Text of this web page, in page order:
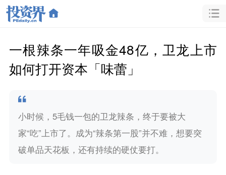
一根辣条一年吸金48亿，卫龙上市
如何打开资本「味蕾」
小时候，5毛钱一包的卫龙辣条，终于要被大
家“吃”上市了。成为“辣条第一股”并不难，想要突
破单品天花板，还有持续的硬仗要打。